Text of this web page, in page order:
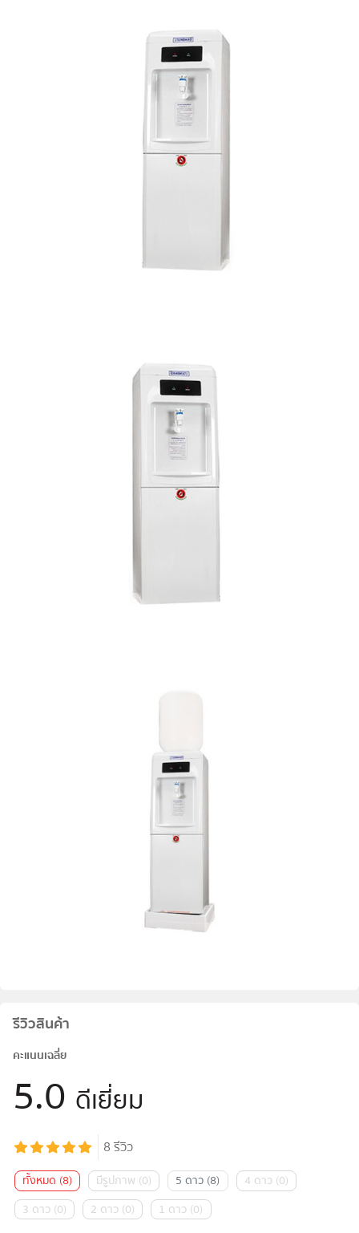
รีวิวสินค้า
คะแนนเฉลี่ย
5.0 ดีเยี่ยม
8รีวิว
ทั้งหมด (8) มีรูปภาพ (0) 5 ดาว (8) 4 ดาว (0)
3 ดาว (0) 2 ดาว (0) 1 ดาว (0)